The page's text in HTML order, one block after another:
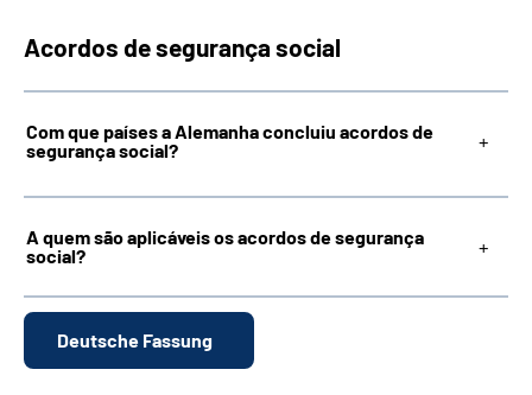
Acordos de segurança social
Com que países a Alemanha concluiu acordos de
segurança social?
A quem são aplicáveis os acordos de segurança
social?
Deutsche Fassung